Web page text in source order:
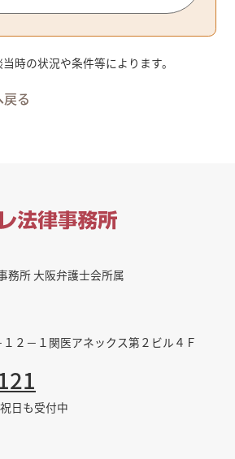
時の状況や条件等によります。
る
務所 大阪弁護士会所属
２－１関医アネックス第２ビル４Ｆ
日も受付中